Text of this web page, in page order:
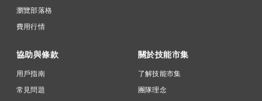
瀏覽部落格
費用行情
協助與條款
用戶指南
常見問題
關於技能市集
了解技能市集
團隊理念